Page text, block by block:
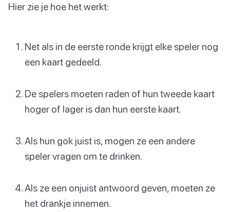
Hier zie je hoe het werkt:
Net als in de eerste ronde krijgt elke speler nog
een kaart gedeeld.
De spelers moeten raden of hun tweede kaart
hoger of lager is dan hun eerste kaart.
Als hun gok juist is, mogen ze een andere
speler vragen om te drinken.
Als ze een onjuist antwoord geven, moeten ze
het drankje innemen.